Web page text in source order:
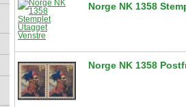
Norge NK 1358
Norge NK 1358